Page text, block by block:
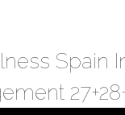
Spain